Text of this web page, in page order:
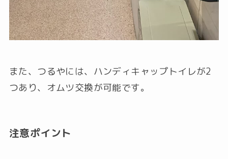
また、つるやには、ハンディキャップトイレが2
つあり、オムツ交換が可能です。
注意ポイント